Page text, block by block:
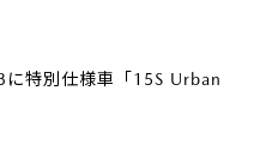
特別仕様車「15S Urban